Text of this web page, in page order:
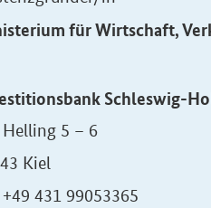
für Wirtschaft,
Schleswig-
5 – 6
Kiel
431 99053365